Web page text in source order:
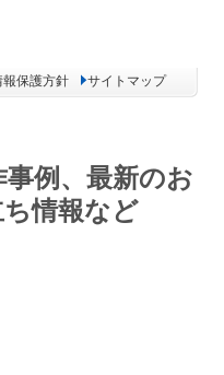
報保護方針 サイトマップ
例、最新のお
情報など